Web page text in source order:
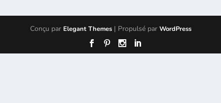
Conçu par Elegant Themes| Propulsé par WordPress